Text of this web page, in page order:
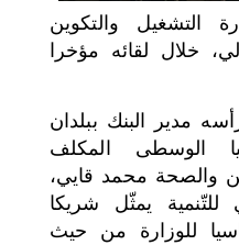
التشغيل والتكوين
خلال لقائه مؤخرا
مدير البنك ببلدان
الوسطى المكلف
والصحة محمد قايي،
للتّنمية يمثّل شريكا
للوزارة من حيث